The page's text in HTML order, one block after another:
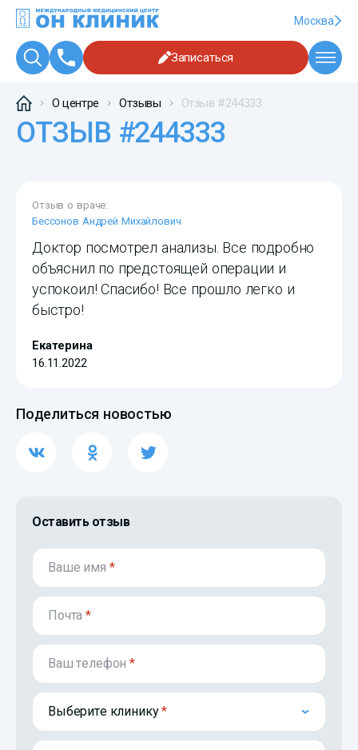
Москва
Записаться
О центре Отзывы Отзыв #244333
ОТЗЫВ #244333
Отзыв о враче:
Бессонов Андрей Михайлович
Доктор посмотрел анализы. Все подробно
объяснил по предстоящей операции и
успокоил! Спасибо! Все прошло легко и
быстро!
Екатерина
16.11.2022
Поделиться новостью
Оставить отзыв
Ваше имя *
Почта*
Ваш телефон*
Выберите клинику